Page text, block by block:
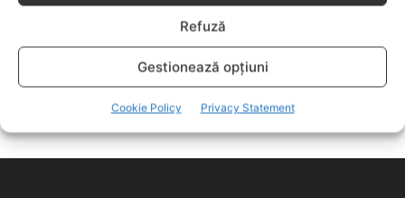
Refuză
Gestionează opțiuni
Cookie Policy Privacy Statement
SANATATE COPII
424
DEZVOLTAREA COPILULUI
RETETE
259